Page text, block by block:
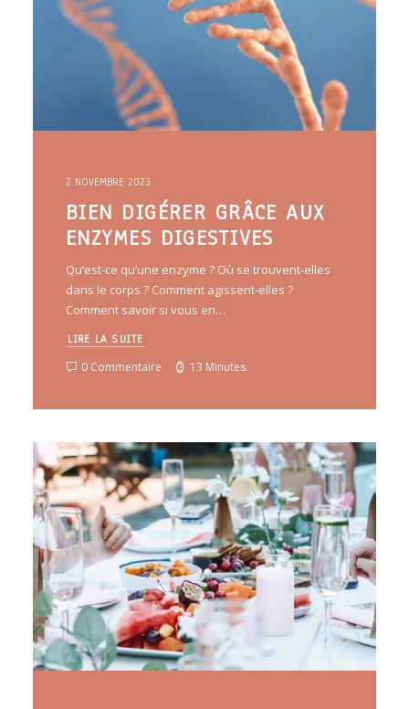
2 NOVEMBRE 2023
BIEN DIGÉRER GRÂCE AUX
ENZYMES DIGESTIVES
Qu’est-ce qu’une enzyme ? Où se trouvent-elles
dans le corps ? Comment agissent-elles ?
Comment savoir si vous en…
LIRE LA SUITE
0 Commentaire 13 Minutes